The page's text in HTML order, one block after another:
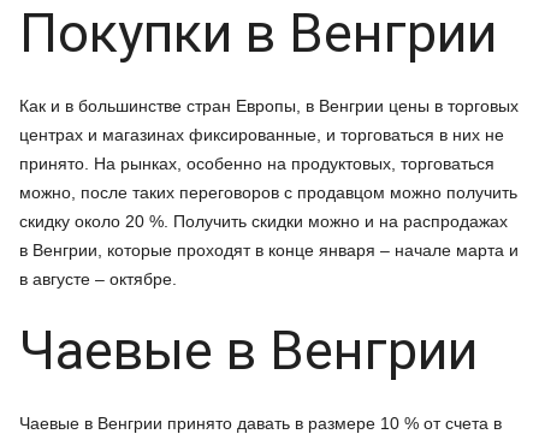
Покупки в Венгрии
Как и в большинстве стран Европы, в Венгрии цены в торговых
центрах и магазинах фиксированные, и торговаться в них не
принято. На рынках, особенно на продуктовых, торговаться
можно, после таких переговоров с продавцом можно получить
скидку около 20 %. Получить скидки можно и на распродажах
в Венгрии, которые проходят в конце января – начале марта и
в августе – октябре.
Чаевые в Венгрии
Чаевые в Венгрии принято давать в размере 10 % от счета в